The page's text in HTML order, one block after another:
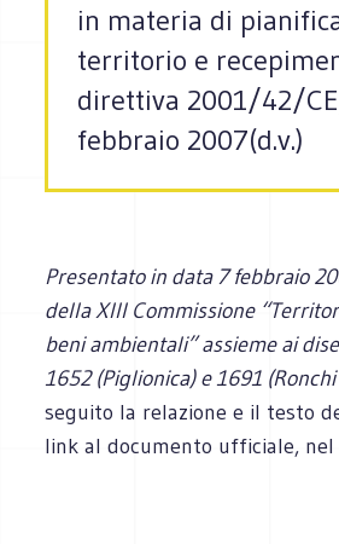
in materia di
territorio e
direttiva 2001/42/
febbraio 2007(d.v.)
Presentato in data 7 febbraio
della XIII Commissione
beni ambientali” assieme ai
1652 (Piglionica) e 1691
seguito la relazione e il testo
link al documento ufficiale,